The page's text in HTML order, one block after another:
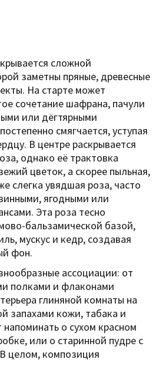
сложной
заметны пряные, древесные
На старте может
сочетание шафрана, пачули
или дёгтярными
смягчается, уступая
В центре раскрывается
однако её трактовка
цветок, а скорее пыльная,
слегка увядшая роза, часто
ягодными или
Эта роза тесно
бальзамической базой,
мускус и кедр, создавая
фон.
ассоциации: от
полками и флаконами
глиняной комнаты на
запахами кожи, табака и
о сухом красном
или о старинной пудре с
целом, композиция